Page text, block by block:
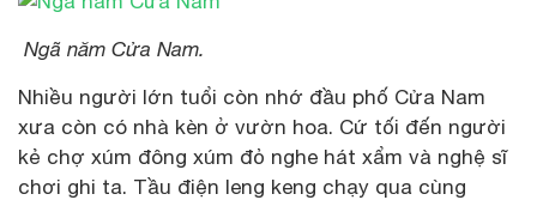
Ngã năm Cửa Nam.
Nhiều người lớn tuổi còn nhớ đầu phố Cửa Nam
xưa còn có nhà kèn ở vườn hoa. Cứ tối đến người
kẻ chợ xúm đông xúm đỏ nghe hát xẩm và nghệ sĩ
chơi ghi ta. Tầu điện leng keng chạy qua cùng